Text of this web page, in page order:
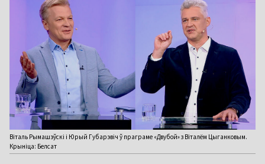
Віталь Рымашэўскі і Юрый Губарэвіч ў праграме «Двубой» з Віталём Цыганковым.
Крыніца: Белсат